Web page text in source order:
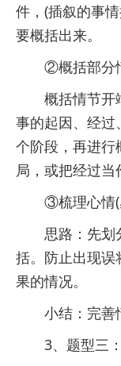
件，(插叙的事
要概括出来。
②概括部分
概括情节开
事的起因、经过
个阶段，再进行
局，或把经过当
③梳理心情(
思路：先划
括。防止出现误
果的情况。
小结：完善
3、题型三：